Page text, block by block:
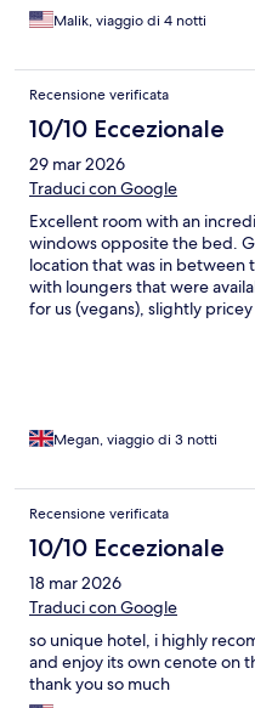
open.Malik, viaggio di 4 notti
Recensione verificata
10/10 Eccezionale
29 mar 2026
Traduci con Google
Excellent room with an
windows opposite the bed.
location that was in between
with loungers that were
for us (vegans), slightly
Megan, viaggio di 3 notti
Recensione verificata
10/10 Eccezionale
18 mar 2026
Traduci con Google
so unique hotel, i highly
and enjoy its own cenote on
thank you so much